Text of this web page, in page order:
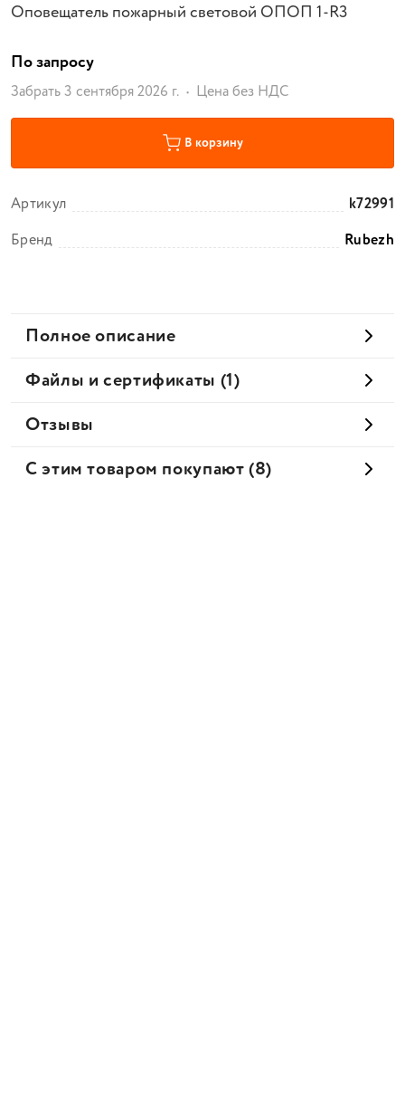
Оповещатель пожарный световой ОПОП 1-R3
По запросу
Забрать 3 сентября 2026 г. Цена без НДС
В корзину
Артикул
k72991
Бренд
Rubezh
Полное описание
Файлы и сертификаты (1)
Отзывы
С этим товаром покупают (8)